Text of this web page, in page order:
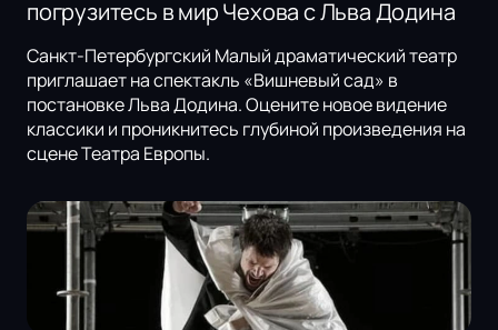
погрузитесь в мир Чехова с Льва Додина
Санкт-Петербургский Малый драматический театр
приглашает на спектакль «Вишневый сад» в
постановке Льва Додина. Оцените новое видение
классики и проникнитесь глубиной произведения на
сцене Театра Европы.